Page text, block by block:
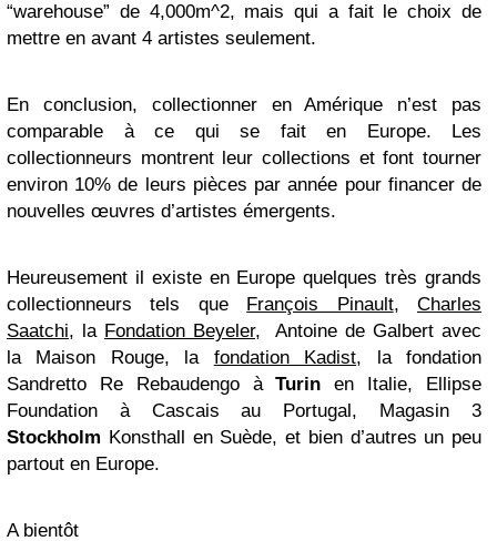
“warehouse” de 4,000m^2, mais qui a fait le choix de
mettre en avant 4 artistes seulement.
En conclusion, collectionner en Amérique n’est pas
comparable à ce qui se fait en Europe. Les
collectionneurs montrent leur collections et font tourner
environ 10% de leurs pièces par année pour financer de
nouvelles œuvres d’artistes émergents.
Heureusement il existe en Europe quelques très grands
collectionneurs tels que François Pinault,Charles
Saatchi, la Fondation Beyeler, Antoine de Galbert avec
la Maison Rouge, la fondation Kadist, la fondation
Sandretto Re Rebaudengo àTurin en Italie, Ellipse
Foundation à Cascais au Portugal, Magasin 3
Stockholm Konsthall en Suède, et bien d’autres un peu
partout en Europe.
A bientôt